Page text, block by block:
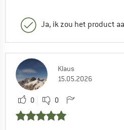
Ja, ik zou het product
Klaus
15.05.2026
0 0